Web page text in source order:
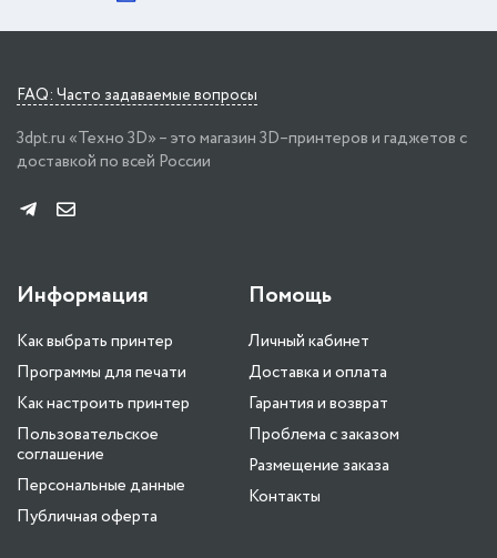
FAQ: Часто задаваемые вопросы
3dpt.ru «Техно 3D» – это магазин 3D–принтеров и гаджетов с
доставкой по всей России
Информация
Как выбрать принтер
Программы для печати
Как настроить принтер
Пользовательское
соглашение
Персональные данные
Публичная оферта
Помощь
Личный кабинет
Доставка и оплата
Гарантия и возврат
Проблема с заказом
Размещение заказа
Контакты